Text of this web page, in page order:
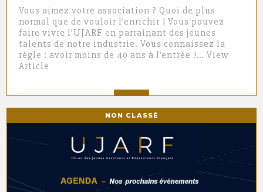
Vous aimez votre association ? Quoi de plus
normal que de vouloir l’enrichir ! Vous pouvez
faire vivre l’UJARF en parrainant des jeunes
talents de notre industrie. Vous connaissez la
règle : avoir moins de 40 ans à l’entrée !…View
Article
NON CLASSÉ